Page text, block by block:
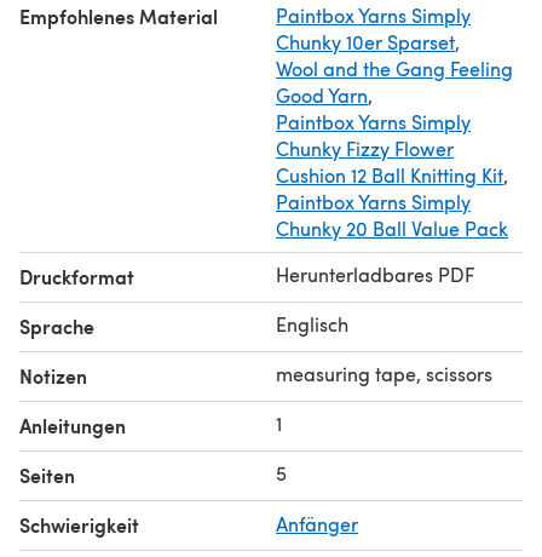
Empfohlenes Material
Paintbox Yarns Simply
Chunky 10er Sparset,
Wool and the Gang Feeling
Good Yarn,
Paintbox Yarns Simply
Chunky Fizzy Flower
Cushion 12 Ball Knitting Kit,
Paintbox Yarns Simply
Chunky 20 Ball Value Pack
Druckformat Herunterladbares PDF
Sprache Englisch
Notizen measuring tape, scissors
Anleitungen 1
Seiten 5
Schwierigkeit Anfänger